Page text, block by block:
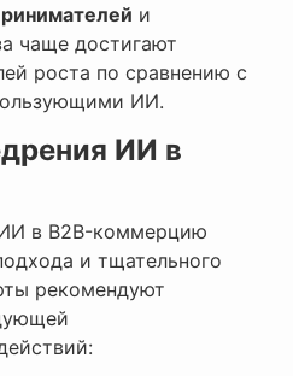
и
чаще достигают
роста по сравнению с
ИИ.
ИИ в
в B2B-коммерцию
и тщательного
рекомендуют